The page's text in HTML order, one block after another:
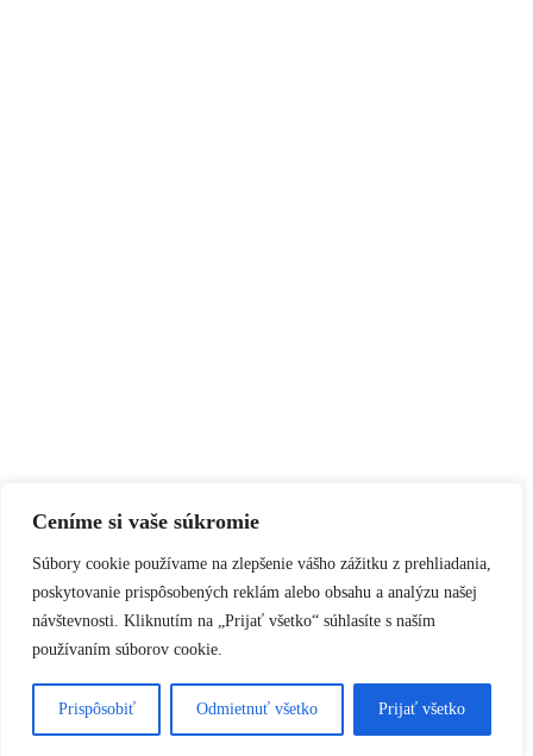
Ceníme si vaše súkromie
Súbory cookie používame na zlepšenie vášho zážitku z prehliadania,
poskytovanie prispôsobených reklám alebo obsahu a analýzu našej
návštevnosti. Kliknutím na „Prijať všetko“ súhlasíte s naším
používaním súborov cookie.
Prispôsobiť Odmietnuť všetko Prijať všetko